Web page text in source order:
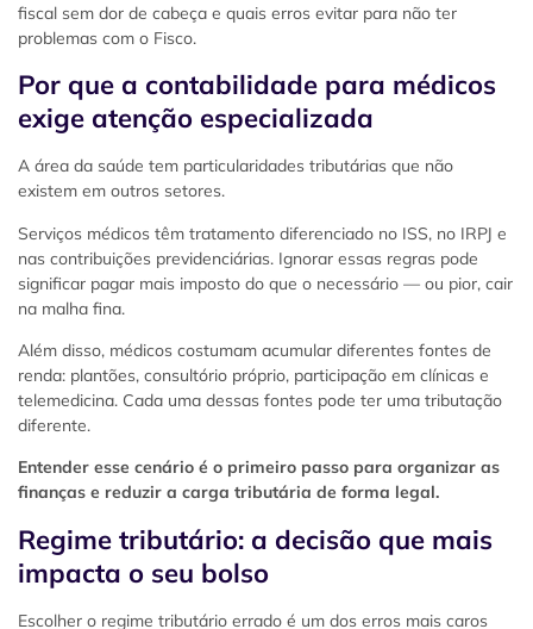
fiscal sem dor de cabeça e quais erros evitar para não ter
problemas com o Fisco.
Por que a contabilidade para médicos
exige atenção especializada
A área da saúde tem particularidades tributárias que não
existem em outros setores.
Serviços médicos têm tratamento diferenciado no ISS, no IRPJ e
nas contribuições previdenciárias. Ignorar essas regras pode
significar pagar mais imposto do que o necessário — ou pior, cair
na malha fina.
Além disso, médicos costumam acumular diferentes fontes de
renda: plantões, consultório próprio, participação em clínicas e
telemedicina. Cada uma dessas fontes pode ter uma tributação
diferente.
Entender esse cenário é o primeiro passo para organizar as
finanças e reduzir a carga tributária de forma legal.
Regime tributário: a decisão que mais
impacta o seu bolso
Escolher o regime tributário errado é um dos erros mais caros